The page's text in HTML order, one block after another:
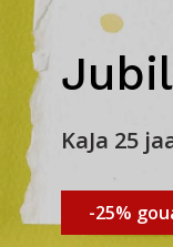
KaJa 25
-25%